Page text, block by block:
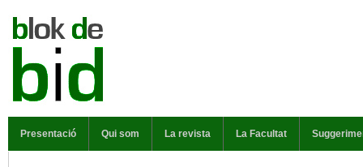
Presentació Qui som La revista La Facultat